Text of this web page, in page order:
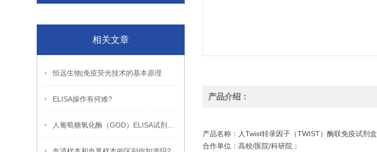
相关文章
恒远生物|免疫荧光技术的基本原理
ELISA操作有何难? 产品介绍：
产品名称：人Twist转录因子（TWIST）酶联免疫试剂盒
合作单位：高校/医院/科研院；